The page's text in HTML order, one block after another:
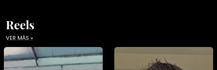
Reels
VER MÁS »